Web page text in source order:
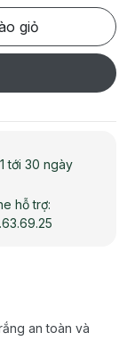
giỏ
tới 30 ngày
hỗ trợ:
an toàn và